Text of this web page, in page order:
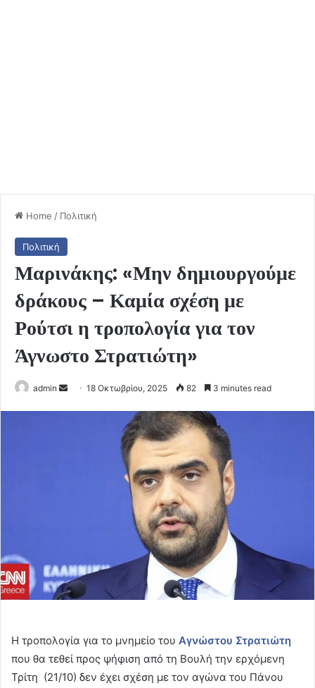
Home / Πολιτική
Πολιτική
Μαρινάκης: «Μην δημιουργούμε
δράκους – Καμία σχέση με
Ρούτσι η τροπολογία για τον
Άγνωστο Στρατιώτη»
admin
Send18 Οκτωβρίου, 2025 82 3 minutes read
Η τροπολογία για το μνημείο του Αγνώστου Στρατιώτη
που θα τεθεί προς ψήφιση από τη Βουλή την ερχόμενη
Τρίτη (21/10) δεν έχει σχέση με τον αγώνα του Πάνου